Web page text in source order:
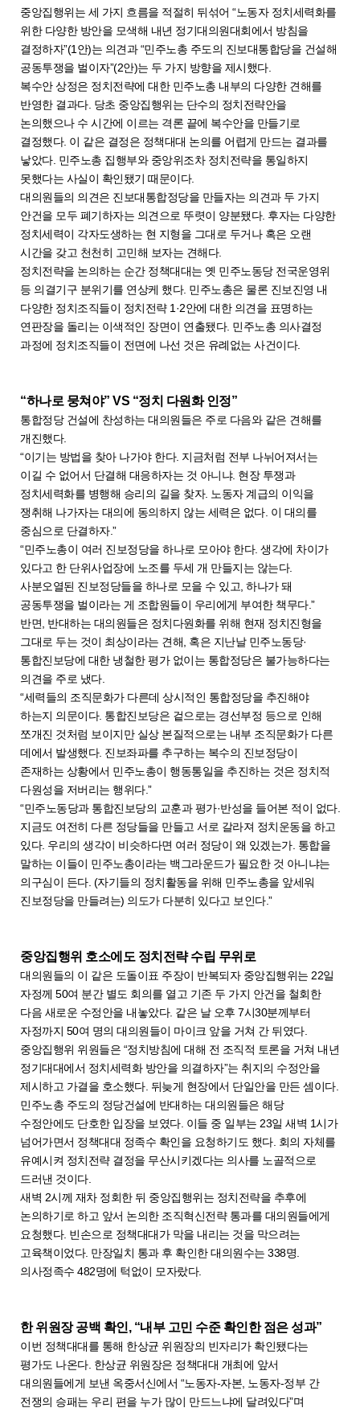
중앙집행위는 세 가지 흐름을 적절히 뒤섞어 “노동자 정치세력화를
위한 다양한 방안을 모색해 내년 정기대의원대회에서 방침을
결정하자”(1안)는 의견과 “민주노총 주도의 진보대통합당을 건설해
공동투쟁을 벌이자”(2안)는 두 가지 방향을 제시했다.
복수안 상정은 정치전략에 대한 민주노총 내부의 다양한 견해를
반영한 결과다. 당초 중앙집행위는 단수의 정치전략안을
논의했으나 수 시간에 이르는 격론 끝에 복수안을 만들기로
결정했다. 이 같은 결정은 정책대대 논의를 어렵게 만드는 결과를
낳았다. 민주노총 집행부와 중앙위조차 정치전략을 통일하지
못했다는 사실이 확인됐기 때문이다.
대의원들의 의견은 진보대통합정당을 만들자는 의견과 두 가지
안건을 모두 폐기하자는 의견으로 뚜렷이 양분됐다. 후자는 다양한
정치세력이 각자도생하는 현 지형을 그대로 두거나 혹은 오랜
시간을 갖고 천천히 고민해 보자는 견해다.
정치전략을 논의하는 순간 정책대대는 옛 민주노동당 전국운영위
등 의결기구 분위기를 연상케 했다. 민주노총은 물론 진보진영 내
다양한 정치조직들이 정치전략 1·2안에 대한 의견을 표명하는
연판장을 돌리는 이색적인 장면이 연출됐다. 민주노총 의사결정
과정에 정치조직들이 전면에 나선 것은 유례없는 사건이다.
“하나로 뭉쳐야” VS “정치 다원화 인정”
통합정당 건설에 찬성하는 대의원들은 주로 다음와 같은 견해를
개진했다.
“이기는 방법을 찾아 나가야 한다. 지금처럼 전부 나뉘어져서는
이길 수 없어서 단결해 대응하자는 것 아니냐. 현장 투쟁과
정치세력화를 병행해 승리의 길을 찾자. 노동자 계급의 이익을
쟁취해 나가자는 대의에 동의하지 않는 세력은 없다. 이 대의를
중심으로 단결하자.”
“민주노총이 여러 진보정당을 하나로 모아야 한다. 생각에 차이가
있다고 한 단위사업장에 노조를 두세 개 만들지는 않는다.
사분오열된 진보정당들을 하나로 모을 수 있고, 하나가 돼
공동투쟁을 벌이라는 게 조합원들이 우리에게 부여한 책무다.”
반면, 반대하는 대의원들은 정치다원화를 위해 현재 정치진형을
그대로 두는 것이 최상이라는 견해, 혹은 지난날 민주노동당·
통합진보당에 대한 냉철한 평가 없이는 통합정당은 불가능하다는
의견을 주로 냈다.
“세력들의 조직문화가 다른데 상시적인 통합정당을 추진해야
하는지 의문이다. 통합진보당은 겉으로는 경선부정 등으로 인해
쪼개진 것처럼 보이지만 실상 본질적으로는 내부 조직문화가 다른
데에서 발생했다. 진보좌파를 추구하는 복수의 진보정당이
존재하는 상황에서 민주노총이 행동통일을 추진하는 것은 정치적
다원성을 저버리는 행위다.”
“민주노동당과 통합진보당의 교훈과 평가·반성을 들어본 적이 없다.
지금도 여전히 다른 정당들을 만들고 서로 갈라져 정치운동을 하고
있다. 우리의 생각이 비슷하다면 여러 정당이 왜 있겠는가. 통합을
말하는 이들이 민주노총이라는 백그라운드가 필요한 것 아니냐는
의구심이 든다. (자기들의 정치활동을 위해 민주노총을 앞세워
진보정당을 만들려는) 의도가 다분히 있다고 보인다.”
중앙집행위 호소에도 정치전략 수립 무위로
대의원들의 이 같은 도돌이표 주장이 반복되자 중앙집행위는 22일
자정께 50여 분간 별도 회의를 열고 기존 두 가지 안건을 철회한
다음 새로운 수정안을 내놓았다. 같은 날 오후 7시30분께부터
자정까지 50여 명의 대의원들이 마이크 앞을 거쳐 간 뒤였다.
중앙집행위 위원들은 “정치방침에 대해 전 조직적 토론을 거쳐 내년
정기대대에서 정치세력화 방안을 의결하자”는 취지의 수정안을
제시하고 가결을 호소했다. 뒤늦게 현장에서 단일안을 만든 셈이다.
민주노총 주도의 정당건설에 반대하는 대의원들은 해당
수정안에도 단호한 입장을 보였다. 이들 중 일부는 23일 새벽 1시가
넘어가면서 정책대대 정족수 확인을 요청하기도 했다. 회의 자체를
유예시켜 정치전략 결정을 무산시키겠다는 의사를 노골적으로
드러낸 것이다.
새벽 2시께 재차 정회한 뒤 중앙집행위는 정치전략을 추후에
논의하기로 하고 앞서 논의한 조직혁신전략 통과를 대의원들에게
요청했다. 빈손으로 정책대대가 막을 내리는 것을 막으려는
고육책이었다. 만장일치 통과 후 확인한 대의원수는 338명.
의사정족수 482명에 턱없이 모자랐다.
한 위원장 공백 확인, “내부 고민 수준 확인한 점은 성과”
이번 정책대대를 통해 한상균 위원장의 빈자리가 확인됐다는
평가도 나온다. 한상균 위원장은 정책대대 개최에 앞서
대의원들에게 보낸 옥중서신에서 “노동자-자본, 노동자-정부 간
전쟁의 승패는 우리 편을 누가 많이 만드느냐에 달려있다”며